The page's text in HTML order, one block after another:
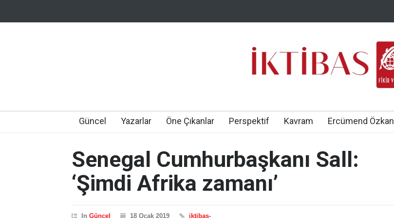
Güncel Yazarlar Öne Çıkanlar Perspektif Kavram Ercümend Özkan
Senegal Cumhurbaşkanı Sall:
‘Şimdi Afrika zamanı’
In Güncel 18 Ocak 2019 iktibas-